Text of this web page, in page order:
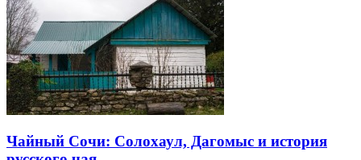
Чайный Сочи: Солохаул, Дагомыс и история